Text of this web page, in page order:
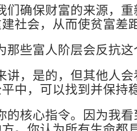
们确保财富的来源，
社会，从而使贫富差
那些富人阶层会反抗
讲，是的，但其他人
中，可以找到并保持
的核心指令。因为我